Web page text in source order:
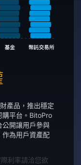
產品，推出穩定
購平台。BitoPro
公開讓用戶參與
為用戶資產配
利率請洽您欲